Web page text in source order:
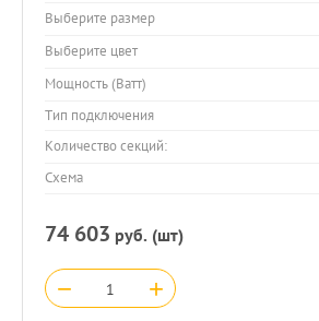
Выберите размер
Выберите цвет
Мощность (Ватт)
Тип подключения
Количество секций:
Схема
74 603 руб. (шт)
− +